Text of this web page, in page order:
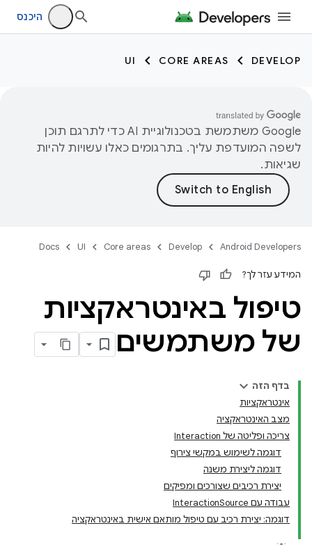
היכנס
DEVELOP
CORE AREAS
UI
‫Google משתמשת בטכנולוגיית AI כדי לתרגם תוכן
לשפה המועדפת עליך. בתרגומים כאלו עשויות להיות
שגיאות.
Android Developers
Develop
Core areas
UI
Docs
המידע עזר לך?
טיפול באינטראקציות
של משתמשים
בדף הזה
אינטראקציות
מצב האינטראקציה
צריכה ופליטה של Interaction
דוגמה לשימוש במקשי צירוף
דוגמה ליצירת משנה
יצירת רכיבים שצורכים ומפיקים
עבודה עם InteractionSource
דוגמה: יצירת רכיב עם טיפול מותאם אישית באינטראקציה